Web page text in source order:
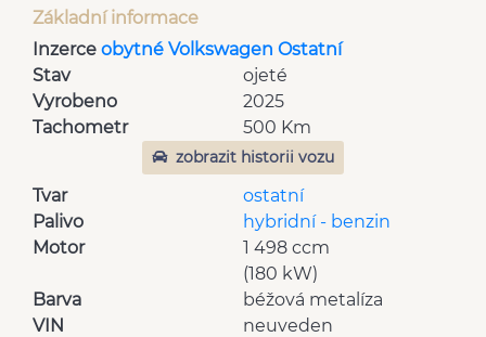
Základní informace
Inzerce obytné Volkswagen Ostatní
Stav
ojeté
Vyrobeno
2025
Tachometr
500 Km
zobrazit historii vozu
Tvar
ostatní
Palivo
hybridní - benzin
Motor
1 498 ccm
(180 kW)
Barva
béžová metalíza
VIN
neuveden